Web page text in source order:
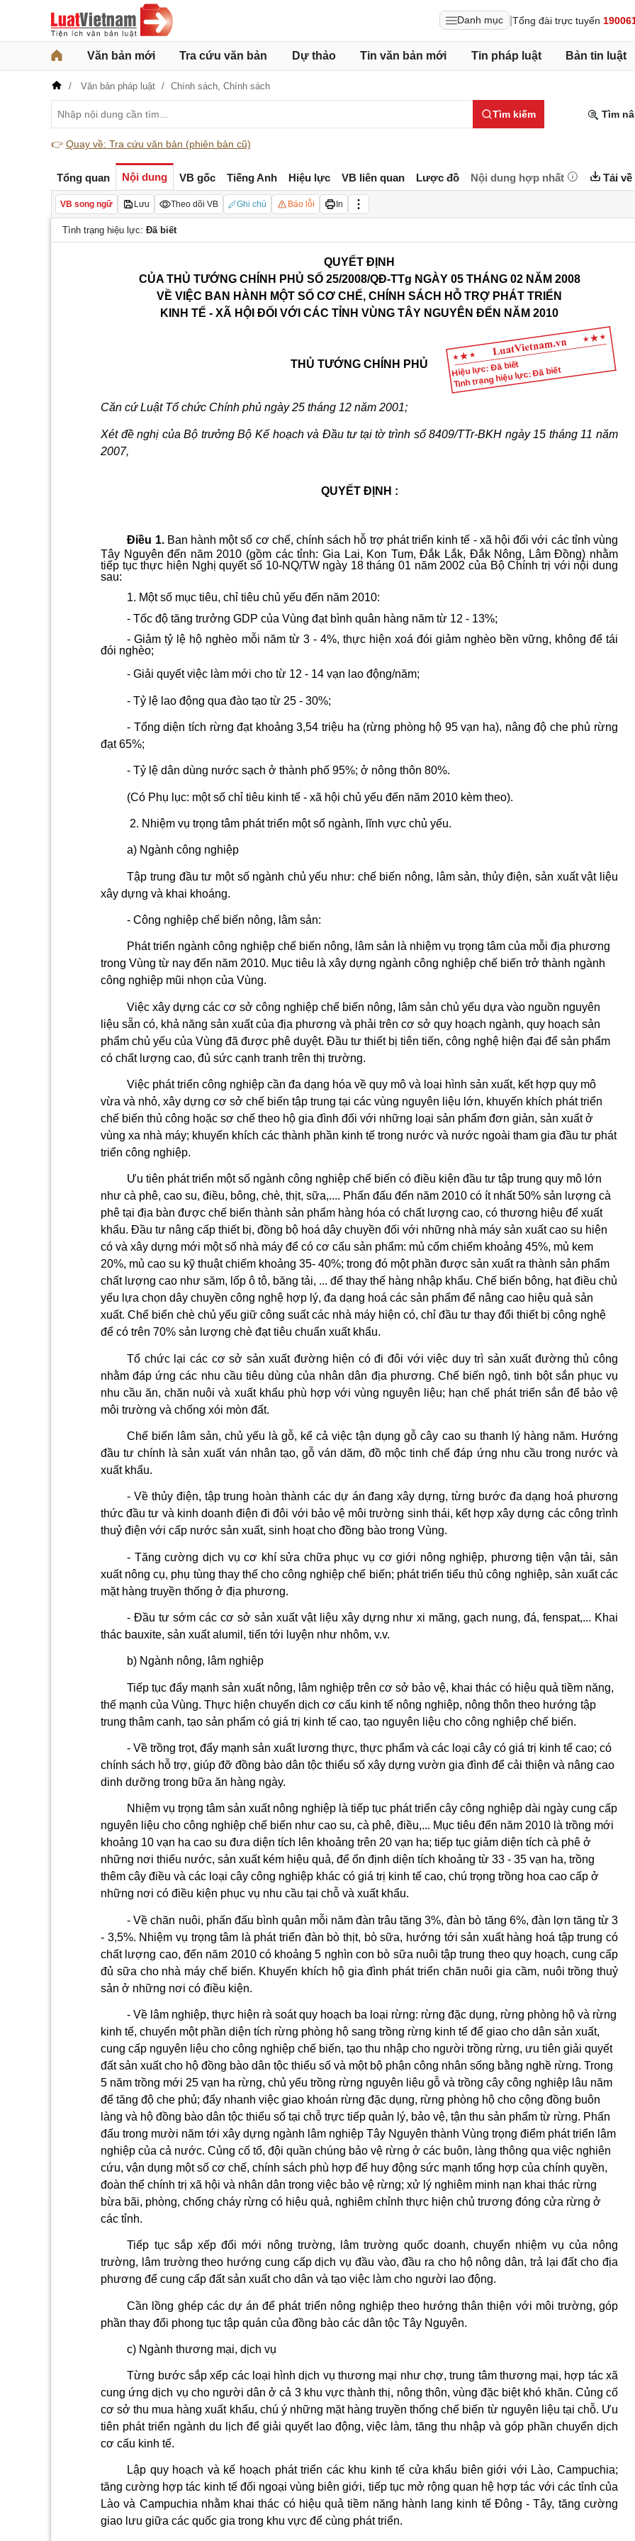
Danh mục Tổng đài trực tuyến
Văn bản mới Tra cứu văn bản Dự thảo Tin văn bản mới Tin pháp luật Bản tin luật
Văn bản pháp luật Chính sách, Chính sách
Tìm kiếm Tìm
👉 Quay về: Tra cứu văn bản (phiên bản cũ)
Tổng quan Nội dung VB gốc Tiếng Anh Hiệu lực VB liên quan Lược đồ Nội dung hợp nhất Tải về
VB song ngữ Lưu Theo dõi VB Ghi chú Báo lỗi In
Tình trạng hiệu lực: Đã biết
Hiệu lực: Đã biết
Tình trạng hiệu lực: Đã biết
QUYẾT ĐỊNH
CỦA THỦ TƯỚNG CHÍNH PHỦ SỐ 25/2008/QĐ-TTg NGÀY 05 THÁNG 02 NĂM 2008
VỀ VIỆC BAN HÀNH MỘT SỐ CƠ CHẾ, CHÍNH SÁCH HỖ TRỢ PHÁT TRIỂN
KINH TẾ - XÃ HỘI ĐỐI VỚI CÁC TỈNH VÙNG TÂY NGUYÊN ĐẾN NĂM 2010
THỦ TƯỚNG CHÍNH PHỦ
Căn cứ Luật Tổ chức Chính phủ ngày 25 tháng 12 năm 2001;
Xét đề nghị của Bộ trưởng Bộ Kế hoạch và Đầu tư tại tờ trình số 8409/TTr-BKH ngày 15 tháng 11 năm
2007,
QUYẾT ĐỊNH :
Điều 1. Ban hành một số cơ chế, chính sách hỗ trợ phát triển kinh tế - xã hội đối với các tỉnh vùng
Tây Nguyên đến năm 2010 (gồm các tỉnh: Gia Lai, Kon Tum, Đắk Lắk, Đắk Nông, Lâm Đồng) nhằm
tiếp tục thực hiện Nghị quyết số 10-NQ/TW ngày 18 tháng 01 năm 2002 của Bộ Chính trị với nội dung
sau:
1. Một số mục tiêu, chỉ tiêu chủ yếu đến năm 2010:
- Tốc độ tăng trưởng GDP của Vùng đạt bình quân hàng năm từ 12 - 13%;
- Giảm tỷ lệ hộ nghèo mỗi năm từ 3 - 4%, thực hiện xoá đói giảm nghèo bền vững, không để tái
đói nghèo;
- Giải quyết việc làm mới cho từ 12 - 14 vạn lao động/năm;
- Tỷ lệ lao động qua đào tạo từ 25 - 30%;
- Tổng diện tích rừng đạt khoảng 3,54 triệu ha (rừng phòng hộ 95 vạn ha), nâng độ che phủ rừng
đạt 65%;
- Tỷ lệ dân dùng nước sạch ở thành phố 95%; ở nông thôn 80%.
(Có Phụ lục: một số chỉ tiêu kinh tế - xã hội chủ yếu đến năm 2010 kèm theo).
2. Nhiệm vụ trọng tâm phát triển một số ngành, lĩnh vực chủ yếu.
a) Ngành công nghiệp
Tập trung đầu tư một số ngành chủ yếu như: chế biến nông, lâm sản, thủy điện, sản xuất vật liệu
xây dựng và khai khoáng.
- Công nghiệp chế biến nông, lâm sản:
Phát triển ngành công nghiệp chế biến nông, lâm sản là nhiệm vụ trọng tâm của mỗi địa phương
trong Vùng từ nay đến năm 2010. Mục tiêu là xây dựng ngành công nghiệp chế biến trở thành ngành
công nghiệp mũi nhọn của Vùng.
Việc xây dựng các cơ sở công nghiệp chế biến nông, lâm sản chủ yếu dựa vào nguồn nguyên
liệu sẵn có, khả năng sản xuất của địa phương và phải trên cơ sở quy hoạch ngành, quy hoạch sản
phẩm chủ yếu của Vùng đã được phê duyệt. Đầu tư thiết bị tiên tiến, công nghệ hiện đại để sản phẩm
có chất lượng cao, đủ sức cạnh tranh trên thị trường.
Việc phát triển công nghiệp cần đa dạng hóa về quy mô và loại hình sản xuất, kết hợp quy mô
vừa và nhỏ, xây dựng cơ sở chế biến tập trung tại các vùng nguyên liệu lớn, khuyến khích phát triển
chế biến thủ công hoặc sơ chế theo hộ gia đình đối với những loại sản phẩm đơn giản, sản xuất ở
vùng xa nhà máy; khuyến khích các thành phần kinh tế trong nước và nước ngoài tham gia đầu tư phát
triển công nghiệp.
Ưu tiên phát triển một số ngành công nghiệp chế biến có điều kiện đầu tư tập trung quy mô lớn
như cà phê, cao su, điều, bông, chè, thịt, sữa,.... Phấn đấu đến năm 2010 có ít nhất 50% sản lượng cà
phê tại địa bàn được chế biến thành sản phẩm hàng hóa có chất lượng cao, có thương hiệu để xuất
khẩu. Đầu tư nâng cấp thiết bị, đồng bộ hoá dây chuyền đối với những nhà máy sản xuất cao su hiện
có và xây dựng mới một số nhà máy để có cơ cấu sản phẩm: mủ cốm chiếm khoảng 45%, mủ kem
20%, mủ cao su kỹ thuật chiếm khoảng 35- 40%; trong đó một phần được sản xuất ra thành sản phẩm
chất lượng cao như săm, lốp ô tô, băng tải, ... để thay thế hàng nhập khẩu. Chế biến bông, hạt điều chủ
yếu lựa chọn dây chuyền công nghệ hợp lý, đa dạng hoá các sản phẩm để nâng cao hiệu quả sản
xuất. Chế biến chè chủ yếu giữ công suất các nhà máy hiện có, chỉ đầu tư thay đổi thiết bị công nghệ
để có trên 70% sản lượng chè đạt tiêu chuẩn xuất khẩu.
Tổ chức lại các cơ sở sản xuất đường hiện có đi đôi với việc duy trì sản xuất đường thủ công
nhằm đáp ứng các nhu cầu tiêu dùng của nhân dân địa phương. Chế biến ngô, tinh bột sắn phục vụ
nhu cầu ăn, chăn nuôi và xuất khẩu phù hợp với vùng nguyên liệu; hạn chế phát triển sắn để bảo vệ
môi trường và chống xói mòn đất.
Chế biến lâm sản, chủ yếu là gỗ, kể cả việc tận dụng gỗ cây cao su thanh lý hàng năm. Hướng
đầu tư chính là sản xuất ván nhân tạo, gỗ ván dăm, đồ mộc tinh chế đáp ứng nhu cầu trong nước và
xuất khẩu.
- Về thủy điện, tập trung hoàn thành các dự án đang xây dựng, từng bước đa dạng hoá ph­ương
thức đầu tư­ và kinh doanh điện đi đôi với bảo vệ môi trường sinh thái, kết hợp xây dựng các công trình
thuỷ điện với cấp nước sản xuất, sinh hoạt cho đồng bào trong Vùng.
- Tăng cư­ờng dịch vụ cơ khí sửa chữa phục vụ cơ giới nông nghiệp, phương tiện vận tải, sản
xuất nông cụ, phụ tùng thay thế cho công nghiệp chế biến; phát triển tiểu thủ công nghiệp, sản xuất các
mặt hàng truyền thống ở địa phương.
- Đầu tư­ sớm các cơ sở sản xuất vật liệu xây dựng như xi măng, gạch nung, đá, fenspat,... Khai
thác bauxite, sản xuất alumil, tiến tới luyện nh­ư nhôm, v.v.
b) Ngành nông, lâm nghiệp
Tiếp tục đẩy mạnh sản xuất nông, lâm nghiệp trên cơ sở bảo vệ, khai thác có hiệu quả tiềm năng,
thế mạnh của Vùng. Thực hiện chuyển dịch cơ cấu kinh tế nông nghiệp, nông thôn theo hướng tập
trung thâm canh, tạo sản phẩm có giá trị kinh tế cao, tạo nguyên liệu cho công nghiệp chế biến.
-Về trồng trọt, đẩy mạnh sản xuất l­ương thực, thực phẩm và các loại cây có giá trị kinh tế cao; có
chính sách hỗ trợ, giúp đỡ đồng bào dân tộc thiểu số xây dựng v­ườn gia đình để cải thiện và nâng cao
dinh dư­ỡng trong bữa ăn hàng ngày.
Nhiệm vụ trọng tâm sản xuất nông nghiệp là tiếp tục phát triển cây công nghiệp dài ngày cung cấp
nguyên liệu cho công nghiệp chế biến như cao su, cà phê, điều,... Mục tiêu đến năm 2010 là trồng mới
khoảng 10 vạn ha cao su đưa diện tích lên khoảng trên 20 vạn ha; tiếp tục giảm diện tích cà phê ở
những nơi thiếu nước, sản xuất kém hiệu quả, để ổn định diện tích khoảng từ 33 - 35 vạn ha, trồng
thêm cây điều và các loại cây công nghiệp khác có giá trị kinh tế cao, chú trọng trồng hoa cao cấp ở
những nơi có điều kiện phục vụ nhu cầu tại chỗ và xuất khẩu.
- Về chăn nuôi, phấn đấu bình quân mỗi năm đàn trâu tăng 3%, đàn bò tăng 6%, đàn lợn tăng từ 3
- 3,5%. Nhiệm vụ trọng tâm là phát triển đàn bò thịt, bò sữa, hướng tới sản xuất hàng hoá tập trung có
chất lượng cao, đến năm 2010 có khoảng 5 nghìn con bò sữa nuôi tập trung theo quy hoạch, cung cấp
đủ sữa cho nhà máy chế biến. Khuyến khích hộ gia đình phát triển chăn nuôi gia cầm, nuôi trồng thuỷ
sản ở những nơi có điều kiện.
- Về lâm nghiệp, thực hiện rà soát quy hoạch ba loại rừng: rừng đặc dụng, rừng phòng hộ và rừng
kinh tế, chuyển một phần diện tích rừng phòng hộ sang trồng rừng kinh tế để giao cho dân sản xuất,
cung cấp nguyên liệu cho công nghiệp chế biến, tạo thu nhập cho người trồng rừng, ưu tiên giải quyết
đất sản xuất cho hộ đồng bào dân tộc thiểu số và một bộ phận công nhân sống bằng nghề rừng. Trong
5 năm trồng mới 25 vạn ha rừng, chủ yếu trồng rừng nguyên liệu gỗ và trồng cây công nghiệp lâu năm
để tăng độ che phủ; đẩy nhanh việc giao khoán rừng đặc dụng, rừng phòng hộ cho cộng đồng buôn
làng và hộ đồng bào dân tộc thiểu số tại chỗ trực tiếp quản lý, bảo vệ, tận thu sản phẩm từ rừng. Phấn
đấu trong mười năm tới xây dựng ngành lâm nghiệp Tây Nguyên thành Vùng trọng điểm phát triển lâm
nghiệp của cả n­ước. Củng cố tổ, đội quần chúng bảo vệ rừng ở các buôn, làng thông qua việc nghiên
cứu, vận dụng một số cơ chế, chính sách phù hợp để huy động sức mạnh tổng hợp của chính quyền,
đoàn thể chính trị xã hội và nhân dân trong việc bảo vệ rừng; xử lý nghiêm minh nạn khai thác rừng
bừa bãi, phòng, chống cháy rừng có hiệu quả, nghiêm chỉnh thực hiện chủ trương đóng cửa rừng ở
các tỉnh.
Tiếp tục sắp xếp đổi mới nông trường, lâm tr­ường quốc doanh, chuyển nhiệm vụ của nông
trường, lâm trường theo hướng cung cấp dịch vụ đầu vào, đầu ra cho hộ nông dân, trả lại đất cho địa
phương để cung cấp đất sản xuất cho dân và tạo việc làm cho ng­ười lao động.
Cần lồng ghép các dự án để phát triển nông nghiệp theo hướng thân thiện với môi trường, góp
phần thay đổi phong tục tập quán của đồng bào các dân tộc Tây Nguyên.
c) Ngành thư­ơng mại, dịch vụ
Từng bước sắp xếp các loại hình dịch vụ thương mại như chợ, trung tâm thương mại, hợp tác xã
cung ứng dịch vụ cho người dân ở cả 3 khu vực thành thị, nông thôn, vùng đặc biệt khó khăn. Củng cố
cơ sở thu mua hàng xuất khẩu, chú ý những mặt hàng truyền thống chế biến từ nguyên liệu tại chỗ. Ưu
tiên phát triển ngành du lịch để giải quyết lao động, việc làm, tăng thu nhập và góp phần chuyển dịch
cơ cấu kinh tế.
Lập quy hoạch và kế hoạch phát triển các khu kinh tế cửa khẩu biên giới với Lào, Campuchia;
tăng cường hợp tác kinh tế đối ngoại vùng biên giới, tiếp tục mở rộng quan hệ hợp tác với các tỉnh của
Lào và Campuchia nhằm khai thác có hiệu quả tiềm năng hành lang kinh tế Đông - Tây, tăng cường
giao lưu giữa các quốc gia trong khu vực để cùng phát triển.